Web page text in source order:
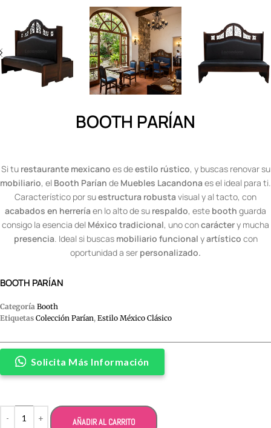
BOOTH PARÍAN
Si tu restaurante mexicano es deestilo rústico, y buscas renovar su
mobiliario, el Booth Parían de Muebles Lacandona es el ideal para ti.
Característico por suestructura robusta visual y al tacto, con
acabados en herrería en lo alto de su respaldo, este booth guarda
consigo la esencia del México tradicional, uno concaráctery mucha
presencia . Ideal si buscas mobiliario funcional yartístico con
oportunidad a ser personalizado.
BOOTH PARÍAN
Categoría Booth
Etiquetas Colección Parían, Estilo México Clásico
Solicita Más Información
AÑADIR AL CARRITO